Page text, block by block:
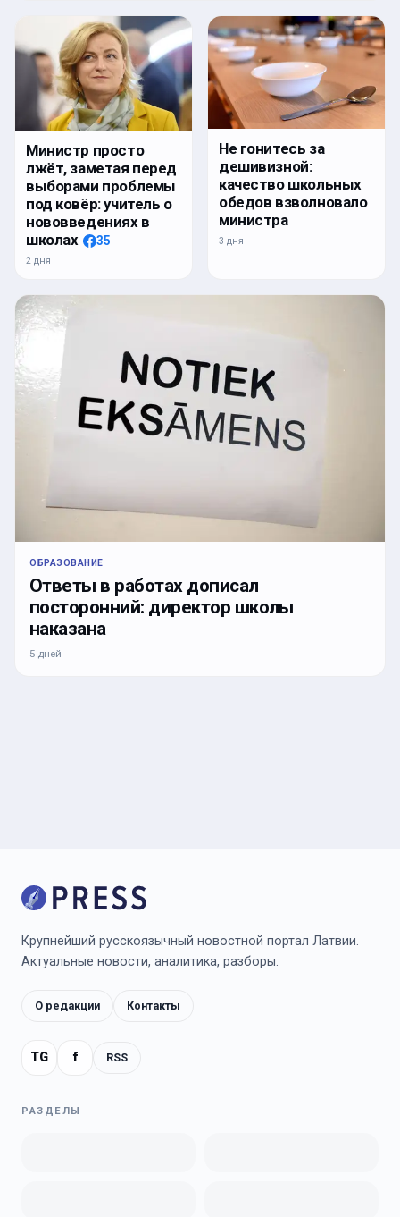
Министр просто
лжёт, заметая перед
выборами проблемы
под ковёр: учитель о
нововведениях в
школах
35
2 дня
Не гонитесь за
дешивизной:
качество школьных
обедов взволновало
министра
3 дня
ОБРАЗОВАНИЕ
Ответы в работах дописал
посторонний: директор школы
наказана
5 дней
Крупнейший русскоязычный новостной портал Латвии.
Актуальные новости, аналитика, разборы.
О редакции Контакты
TG f RSS
РАЗДЕЛЫ